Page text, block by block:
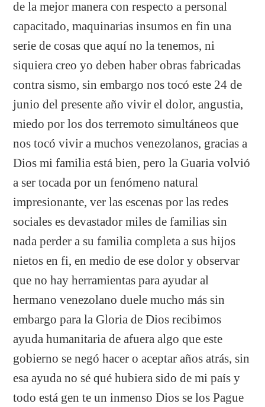
de la mejor manera con respecto a personal
capacitado, maquinarias insumos en fin una
serie de cosas que aquí no la tenemos, ni
siquiera creo yo deben haber obras fabricadas
contra sismo, sin embargo nos tocó este 24 de
junio del presente año vivir el dolor, angustia,
miedo por los dos terremoto simultáneos que
nos tocó vivir a muchos venezolanos, gracias a
Dios mi familia está bien, pero la Guaria volvió
a ser tocada por un fenómeno natural
impresionante, ver las escenas por las redes
sociales es devastador miles de familias sin
nada perder a su familia completa a sus hijos
nietos en fi, en medio de ese dolor y observar
que no hay herramientas para ayudar al
hermano venezolano duele mucho más sin
embargo para la Gloria de Dios recibimos
ayuda humanitaria de afuera algo que este
gobierno se negó hacer o aceptar años atrás, sin
esa ayuda no sé qué hubiera sido de mi país y
todo está gen te un inmenso Dios se los Pague